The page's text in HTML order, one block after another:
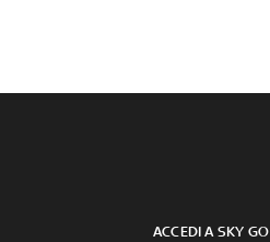
ACCEDI A SKY GO